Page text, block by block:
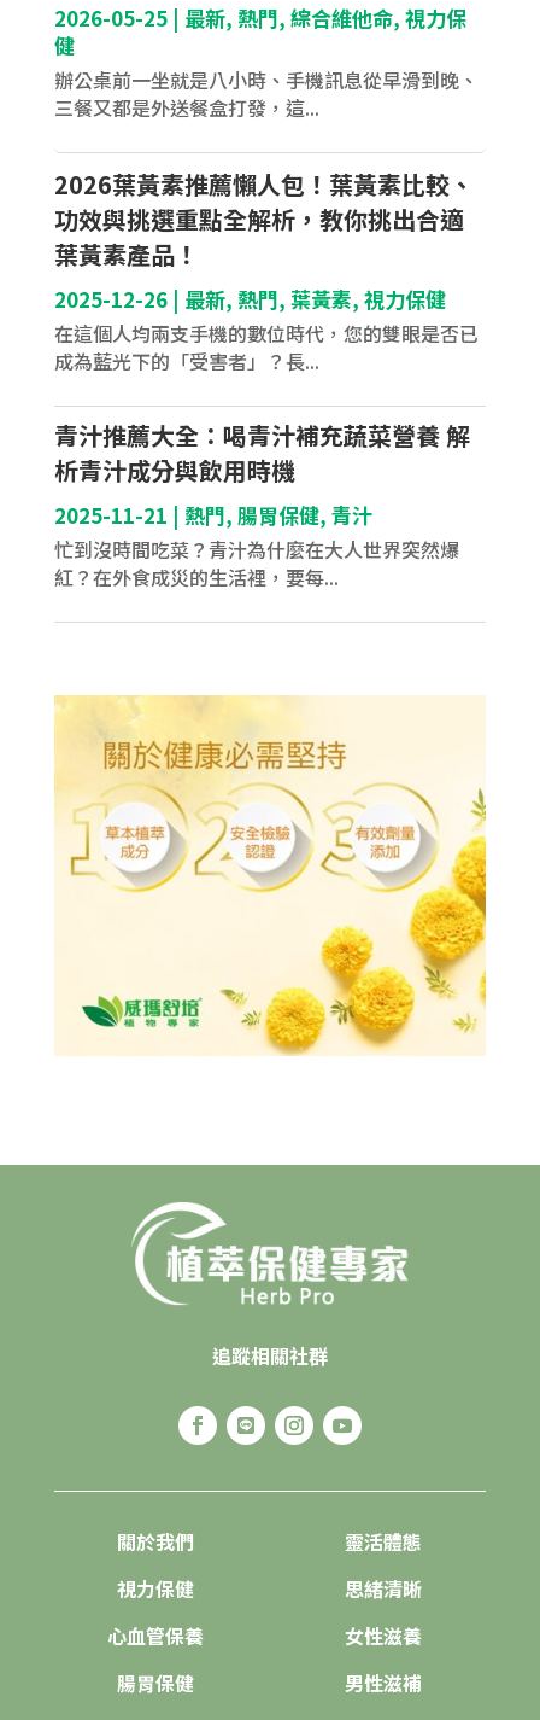
2026-05-25| 最新, 熱門, 綜合維他命, 視力保
健
辦公桌前一坐就是八小時、手機訊息從早滑到晚、
三餐又都是外送餐盒打發，這...
2026葉黃素推薦懶人包！葉黃素比較、
功效與挑選重點全解析，教你挑出合適
葉黃素產品！
2025-12-26| 最新, 熱門, 葉黃素, 視力保健
在這個人均兩支手機的數位時代，您的雙眼是否已
成為藍光下的「受害者」？長...
青汁推薦大全：喝青汁補充蔬菜營養 解
析青汁成分與飲用時機
2025-11-21 | 熱門, 腸胃保健, 青汁
忙到沒時間吃菜？青汁為什麼在大人世界突然爆
紅？在外食成災的生活裡，要每...
追蹤相關社群
關於我們
視力保健
心血管保養
腸胃保健
靈活體態
思緒清晰
女性滋養
男性滋補